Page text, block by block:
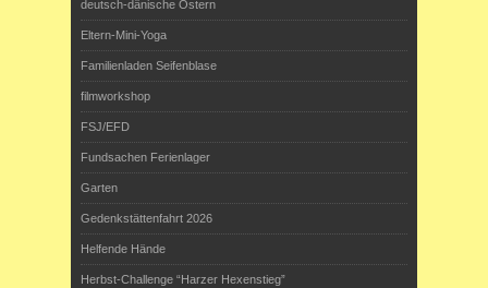
deutsch-dänische Ostern
Eltern-Mini-Yoga
Familienladen Seifenblase
filmworkshop
FSJ/EFD
Fundsachen Ferienlager
Garten
Gedenkstättenfahrt 2026
Helfende Hände
Herbst-Challenge “Harzer Hexenstieg”